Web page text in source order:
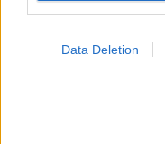
Data Deletion